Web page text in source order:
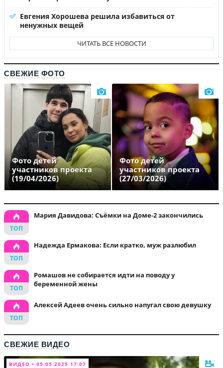
Евгения Хорошева решила избавиться от
ненужных вещей
ЧИТАТЬ ВСЕ НОВОСТИ
СВЕЖИЕ ФОТО
Фото детей
участников проекта
(19/04/2026)
Фото детей
участников проекта
(27/03/2026)
Мария Давидова: Съёмки на Доме-2 закончились
Надежда Ермакова: Если кратко, муж разлюбил
Ромашов не собирается идти на поводу у
беременной жены
Алексей Адеев очень сильно напугал свою девушку
СВЕЖИЕ ВИДЕО
ВИДЕО • 05.05.2025 17:07